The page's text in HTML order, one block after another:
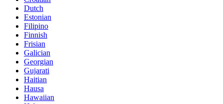
Dutch
Estonian
Filipino
Finnish
Frisian
Galician
Georgian
Gujarati
Haitian
Hausa
Hawaiian